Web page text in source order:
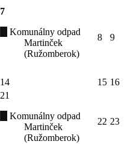
7
Komunálny odpad
Martinček
(Ružomberok)
8 9
14 15 16
21
Komunálny odpad
Martinček
(Ružomberok)
22 23